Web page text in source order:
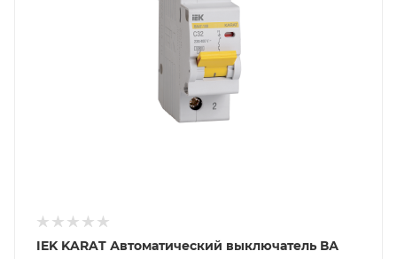
IEK KARAT Автоматический выключатель ВА